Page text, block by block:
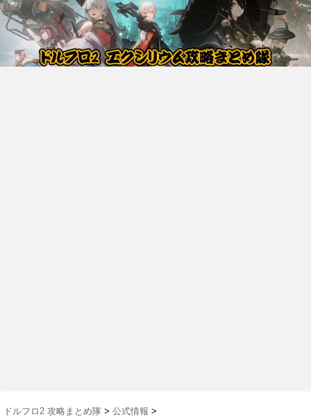
ドルフロ2 攻略まとめ隊 > 公式情報 >